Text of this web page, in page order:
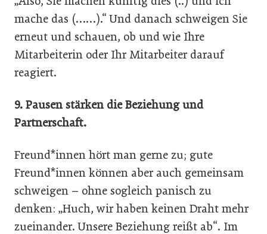
mache das (……).“ Und danach schweigen Sie
erneut und schauen, ob und wie Ihre
Mitarbeiterin oder Ihr Mitarbeiter darauf
reagiert.
9. Pausen stärken die Beziehung und
Partnerschaft.
Freund*innen hört man gerne zu; gute
Freund*innen können aber auch gemeinsam
schweigen – ohne sogleich panisch zu
denken: „Huch, wir haben keinen Draht mehr
zueinander. Unsere Beziehung reißt ab“. Im